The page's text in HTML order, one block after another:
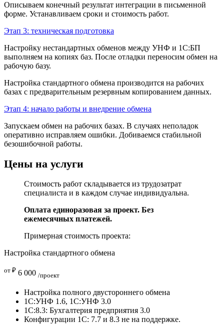
Описываем конечный результат интеграции в письменной
форме. Устанавливаем сроки и стоимость работ.
Этап 3: техническая подготовка
Настройку нестандартных обменов между УНФ и 1С:БП
выполняем на копиях баз. После отладки переносим обмен на
рабочую базу.
Настройка стандартного обмена производится на рабочих
базах с предварительным резервным копированием данных.
Этап 4: начало работы и внедрение обмена
Запускаем обмен на рабочих базах. В случаях неполадок
оперативно исправляем ошибки. Добиваемся стабильной
безошибочной работы.
Цены на услуги
Стоимость работ складывается из трудозатрат
специалиста и в каждом случае индивидуальна.
Оплата единоразовая за проект. Без
ежемесячных платежей.
Примерная стоимость проекта:
Настройка стандартного обмена
от ₽ 6 000 /проект
Настройка полного двустороннего обмена
1С:УНФ 1.6, 1С:УНФ 3.0
1С:8.3: Бухгалтерия предприятия 3.0
Конфигурации 1С: 7.7 и 8.3 не на поддержке.